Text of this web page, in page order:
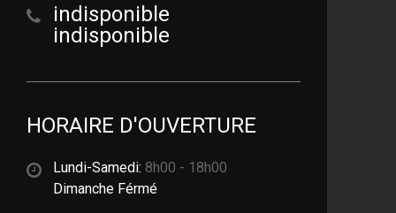
indisponible
indisponible
HORAIRE D'OUVERTURE
Lundi-Samedi: 8h00 - 18h00
Dimanche Férmé